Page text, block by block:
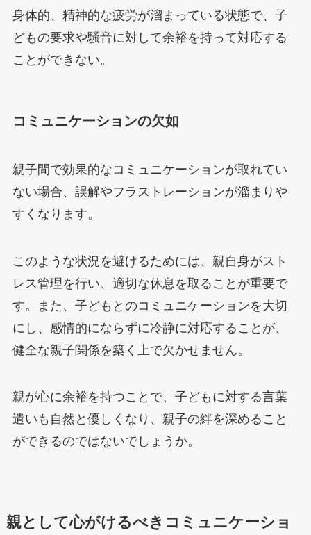
身体的、精神的な疲労が溜まっている状態で、子
どもの要求や騒音に対して余裕を持って対応する
ことができない。
コミュニケーションの欠如
親子間で効果的なコミュニケーションが取れてい
ない場合、誤解やフラストレーションが溜まりや
すくなります。
このような状況を避けるためには、親自身がスト
レス管理を行い、適切な休息を取ることが重要で
す。また、子どもとのコミュニケーションを大切
にし、感情的にならずに冷静に対応することが、
健全な親子関係を築く上で欠かせません。
親が心に余裕を持つことで、子どもに対する言葉
遣いも自然と優しくなり、親子の絆を深めること
ができるのではないでしょうか。
親として心がけるべきコミュニケーショ